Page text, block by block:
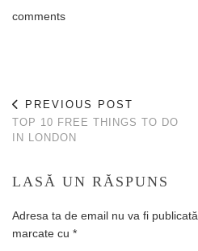
comments
PREVIOUS POST
TOP 10 FREE THINGS TO DO
IN LONDON
LASĂ UN RĂSPUNS
Adresa ta de email nu va fi publicată.
marcate cu *